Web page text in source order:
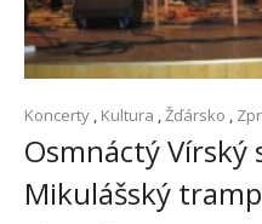
Koncerty Kultura Žďársko
Osmnáctý Vírský
Mikulášský